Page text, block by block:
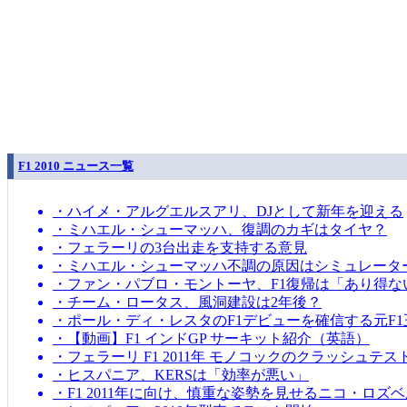
F1 2010 ニュース一覧
・ハイメ・アルグエルスアリ、DJとして新年を迎える
・ミハエル・シューマッハ、復調のカギはタイヤ？
・フェラーリの3台出走を支持する意見
・ミハエル・シューマッハ不調の原因はシミュレータ
・ファン・パブロ・モントーヤ、F1復帰は「あり得な
・チーム・ロータス、風洞建設は2年後？
・ポール・ディ・レスタのF1デビューを確信する元F1
・【動画】F1 インドGP サーキット紹介（英語）
・フェラーリ F1 2011年 モノコックのクラッシュテス
・ヒスパニア、KERSは「効率が悪い」
・F1 2011年に向け、慎重な姿勢を見せるニコ・ロズ